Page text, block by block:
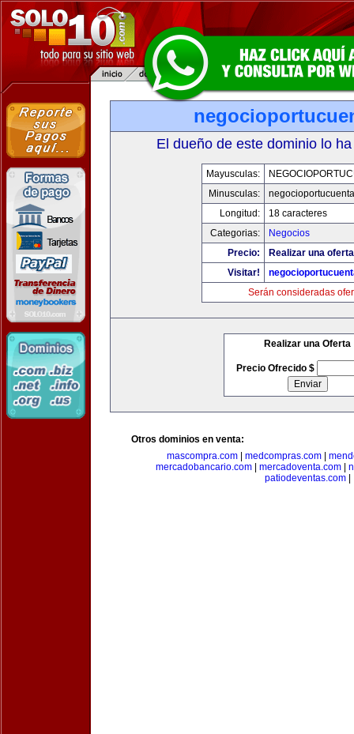
El dueño de este dominio lo
Mayusculas:
Minusculas:
Longitud:
18 caracteres
Categorias:
Negocios
Precio:
Realizar una
Visitar!
Serán consideradas
Realizar una Oferta
Precio Ofrecido $
Otros dominios en venta:
mascompra.com| medcompras.com|
mercadobancario.com| mercadoventa.com|
patiodeventas.com|